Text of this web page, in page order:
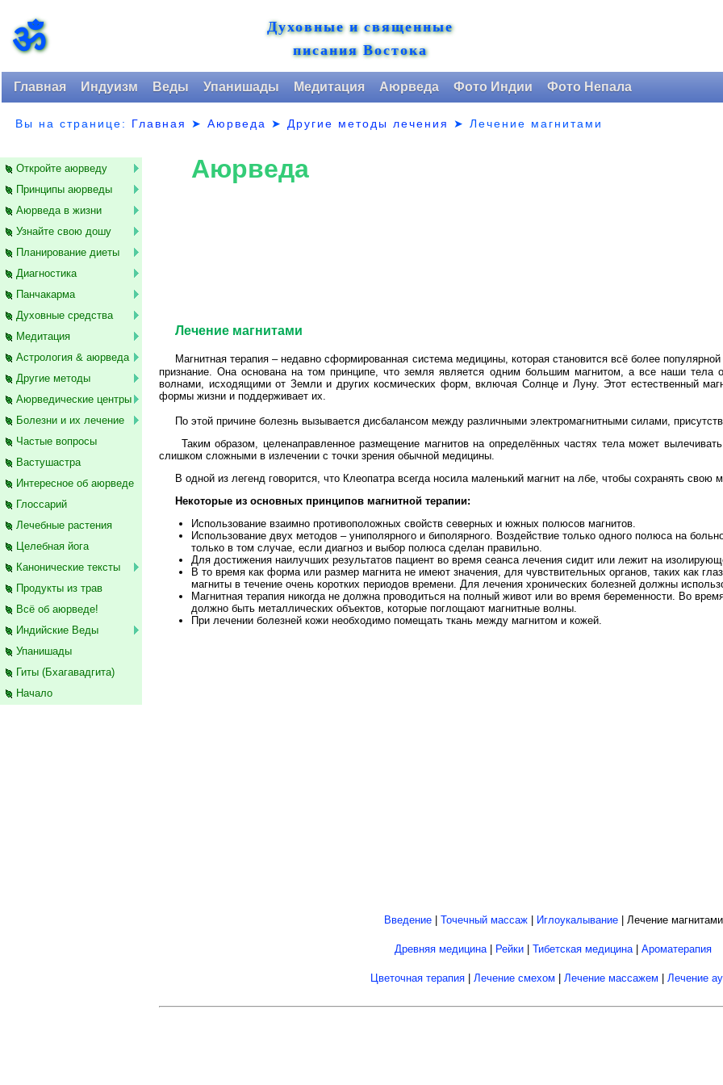
ॐ
Духовные и священные
писания Востока
Главная Индуизм Веды Упанишады Медитация Аюрведа Фото Индии Фото Непала
Вы на странице: Главная ➤Аюрведа ➤ Другие методы лечения ➤Лечение магнитами
Откройте аюрведу
Принципы аюрведы
Аюрведа в жизни
Узнайте свою дошу
Планирование диеты
Диагностика
Панчакарма
Духовные средства
Медитация
Астрология & аюрведа
Другие методы
Аюрведические центры
Болезни и их лечение
Частые вопросы
Вастушастра
Интересное об аюрведе
Глоссарий
Лечебные растения
Целебная йога
Канонические тексты
Продукты из трав
Всё об аюрведе!
Индийские Веды
Упанишады
Гиты (Бхагавадгита)
Начало
Аюрведа
Лечение магнитами
Магнитная терапия – недавно сформированная система медицины, которая становится всё более
признание. Она основана на том принципе, что земля является одним большим магнитом, а все наши тела
волнами, исходящими от Земли и других космических форм, включая Солнце и Луну. Этот естественный
формы жизни и поддерживает их.
По этой причине болезнь вызывается дисбалансом между различными электромагнитными силами,
Таким образом, целенаправленное размещение магнитов на определённых частях тела может вылечивать
слишком сложными в излечении с точки зрения обычной медицины.
В одной из легенд говорится, что Клеопатра всегда носила маленький магнит на лбе, чтобы сохранять свою
Некоторые из основных принципов магнитной терапии:
Использование взаимно противоположных свойств северных и южных полюсов магнитов.
Использование двух методов – униполярного и биполярного. Воздействие только одного полюса на
только в том случае, если диагноз и выбор полюса сделан правильно.
Для достижения наилучших результатов пациент во время сеанса лечения сидит или лежит на
В то время как форма или размер магнита не имеют значения, для чувствительных органов, таких как
магниты в течение очень коротких периодов времени. Для лечения хронических болезней должны
Магнитная терапия никогда не должна проводиться на полный живот или во время беременности. Во
должно быть металлических объектов, которые поглощают магнитные волны.
При лечении болезней кожи необходимо помещать ткань между магнитом и кожей.
Введение| Точечный массаж| Иглоукалывание| Лечение магнитами
Древняя медицина Рейки Тибетская медицина Ароматерапия
Цветочная терапия Лечение смехом Лечение массажем Лечение